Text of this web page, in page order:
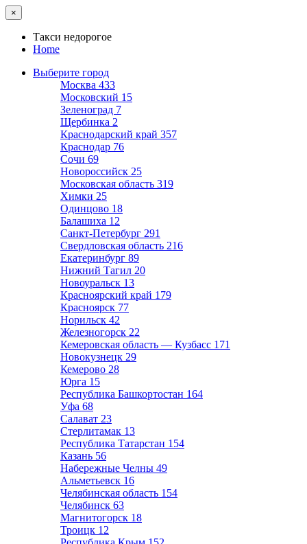
×
Такси недорогое
Home
Выберите город
Москва 433
Московский 15
Зеленоград 7
Щербинка 2
Краснодарский край 357
Краснодар 76
Сочи 69
Новороссийск 25
Московская область 319
Химки 25
Одинцово 18
Балашиха 12
Санкт-Петербург 291
Свердловская область 216
Екатеринбург 89
Нижний Тагил 20
Новоуральск 13
Красноярский край 179
Красноярск 77
Норильск 42
Железногорск 22
Кемеровская область — Кузбасс 171
Новокузнецк 29
Кемерово 28
Юрга 15
Республика Башкортостан 164
Уфа 68
Салават 23
Стерлитамак 13
Республика Татарстан 154
Казань 56
Набережные Челны 49
Альметьевск 16
Челябинская область 154
Челябинск 63
Магнитогорск 18
Троицк 12